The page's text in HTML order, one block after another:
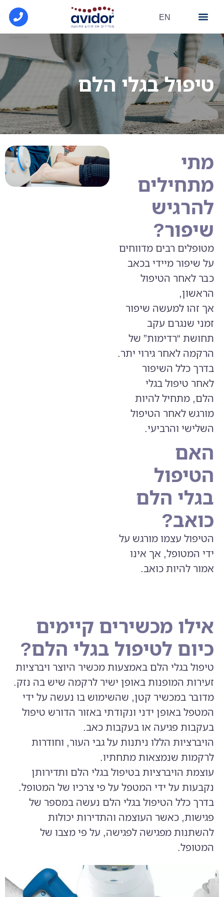
EN
טיפול בגלי הלם
מתי
מתחילים
להרגיש
שיפור?
מטופלים רבים מדווחים
על שיפור מיידי בכאב
כבר לאחר הטיפול
הראשון,
אך זהו למעשה שיפור
זמני שנגרם עקב
תחושת “רדימות” של
הרקמה לאחר גירוי יתר.
בדרך כלל השיפור
לאחר טיפול בגלי
הלם, מתחיל להיות
מורגש לאחר הטיפול
השלישי והרביעי.
האם
הטיפול
בגלי הלם
כואב?
הטיפול עצמו מורגש על
ידי המטופל, אך אינו
אמור להיות כואב.
אילו מכשירים קיימים
כיום לטיפול בגלי הלם?
טיפול בגלי הלם באמצעות מכשיר היוצר ויברציות
זעירות המופנות באופן ישיר לרקמה שיש בה נזק.
מדובר במכשיר קטן, שהשימוש בו נעשה על ידי
המטפל באופן ידני ונקודתי באזור הדורש טיפול
בעקבות פגיעה או בעקבות כאב.
הויברציות הללו ניתנות על גבי העור, וחודרות
לרקמות שנמצאות מתחתיו.
עוצמת הויברציות בטיפול בגלי הלם ותדירותן
נקבעות על ידי המטפל על פי צרכיו של המטופל.
בדרך כלל הטיפול בגלי הלם נעשה במספר של
פגישות, כאשר העוצמה והתדירות יכולות
להשתנות מפגישה לפגישה, על פי מצבו של
המטופל.